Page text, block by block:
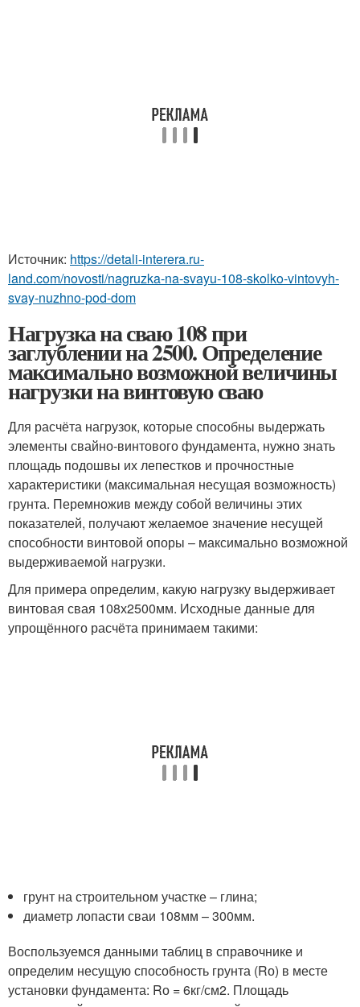
Источник: https://detali-interera.ru-
land.com/novosti/nagruzka-na-svayu-108-skolko-vintovyh-
svay-nuzhno-pod-dom
Нагрузка на сваю 108 при
заглублении на 2500. Определение
максимально возможной величины
нагрузки на винтовую сваю
Для расчёта нагрузок, которые способны выдержать
элементы свайно-винтового фундамента, нужно знать
площадь подошвы их лепестков и прочностные
характеристики (максимальная несущая возможность)
грунта. Перемножив между собой величины этих
показателей, получают желаемое значение несущей
способности винтовой опоры – максимально возможной
выдерживаемой нагрузки.
Для примера определим, какую нагрузку выдерживает
винтовая свая 108х2500мм. Исходные данные для
упрощённого расчёта принимаем такими:
грунт на строительном участке – глина;
диаметр лопасти сваи 108мм – 300мм.
Воспользуемся данными таблиц в справочнике и
определим несущую способность грунта (Rо) в месте
установки фундамента: Rо = 6кг/см2. Площадь